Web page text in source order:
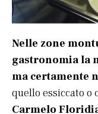
Nelle zone
gastronomia la
ma certamente
quello essiccato o
Carmelo